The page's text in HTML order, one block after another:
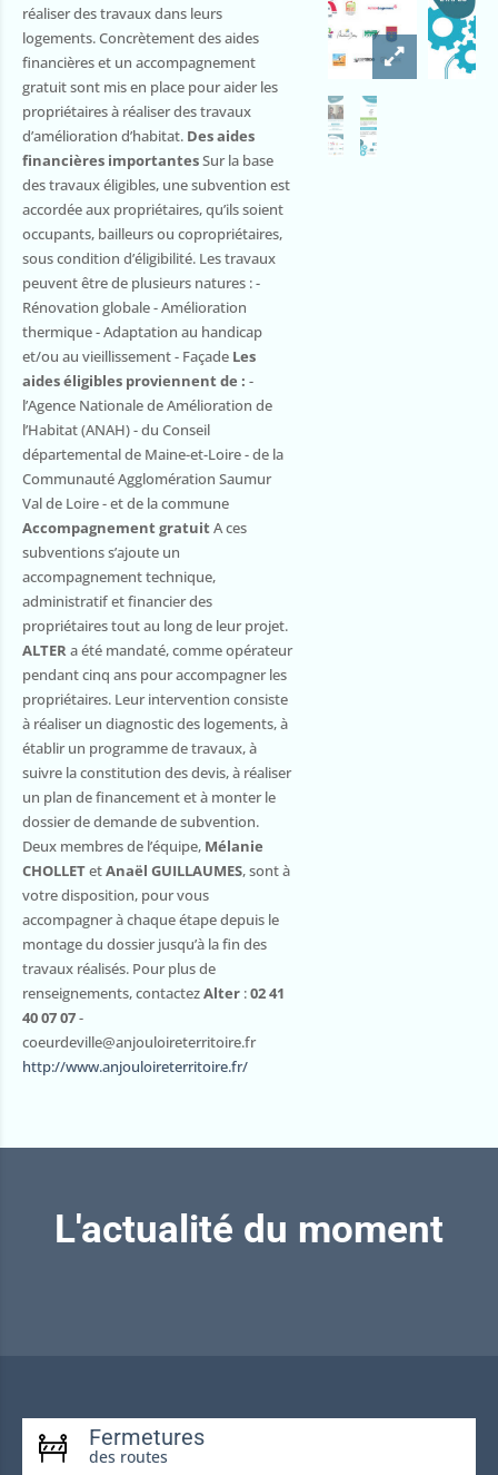
réaliser des travaux dans leurs
logements. Concrètement des aides
financières et un accompagnement
gratuit sont mis en place pour aider les
propriétaires à réaliser des travaux
d’amélioration d’habitat. Des aides
financières importantesSur la base
des travaux éligibles, une subvention est
accordée aux propriétaires, qu’ils soient
occupants, bailleurs ou copropriétaires,
sous condition d’éligibilité. Les travaux
peuvent être de plusieurs natures : -
Rénovation globale - Amélioration
thermique - Adaptation au handicap
et/ou au vieillissement - Façade Les
aides éligibles proviennent de : -
l’Agence Nationale de Amélioration de
l’Habitat (ANAH) - du Conseil
départemental de Maine-et-Loire - de la
Communauté Agglomération Saumur
Val de Loire - et de la commune
Accompagnement gratuitA ces
subventions s’ajoute un
accompagnement technique,
administratif et financier des
propriétaires tout au long de leur projet.
ALTERa été mandaté, comme opérateur
pendant cinq ans pour accompagner les
propriétaires. Leur intervention consiste
à réaliser un diagnostic des logements, à
établir un programme de travaux, à
suivre la constitution des devis, à réaliser
un plan de financement et à monter le
dossier de demande de subvention.
Deux membres de l’équipe, Mélanie
CHOLLETetAnaël GUILLAUMES, sont à
votre disposition, pour vous
accompagner à chaque étape depuis le
montage du dossier jusqu’à la fin des
travaux réalisés. Pour plus de
renseignements, contactezAlter :02 41
40 07 07-
coeurdeville@anjouloireterritoire.fr
http://www.anjouloireterritoire.fr/
L'actualité du moment
Fermetures
des routes